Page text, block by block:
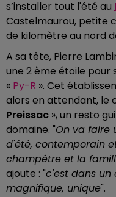
s’installer tout l'été au
Castelmaurou, petite
de kilomètre au nord
A sa tête, Pierre
une 2 ème étoile pour
« Py-R ». Cet
alors en attendant, le
Preissac », un resto
domaine. "On va faire
d'été, contemporain
champêtre et la
ajoute : "c'est dans un
magnifique, unique".